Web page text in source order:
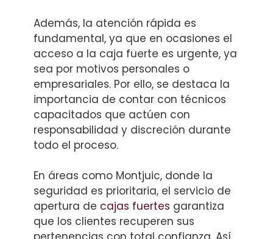
Además, la atención rápida es
fundamental, ya que en ocasiones el
acceso a la caja fuerte es urgente, ya
sea por motivos personales o
empresariales. Por ello, se destaca la
importancia de contar con técnicos
capacitados que actúen con
responsabilidad y discreción durante
todo el proceso.
En áreas como Montjuic, donde la
seguridad es prioritaria, el servicio de
apertura de cajas fuertes garantiza
que los clientes recuperen sus